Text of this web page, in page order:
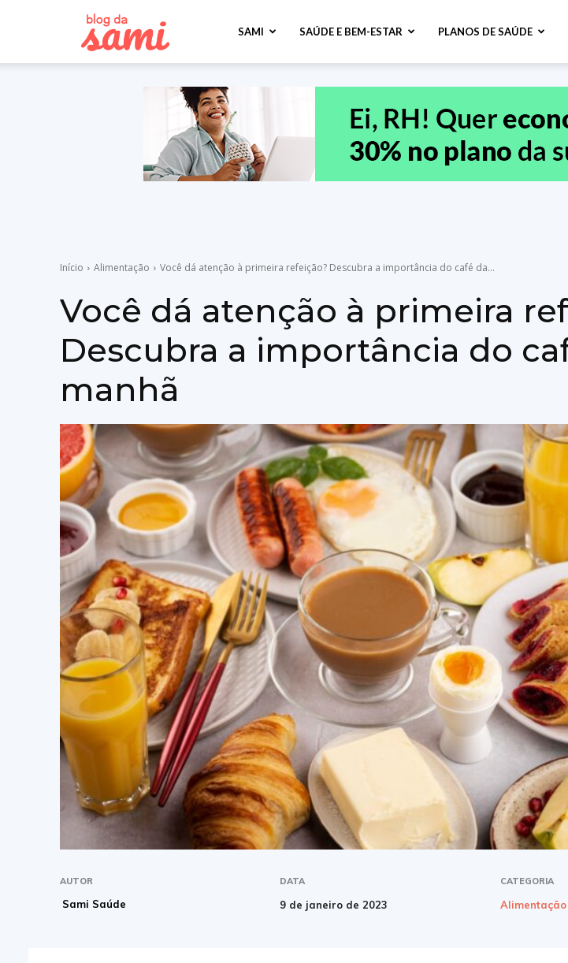
Saúde
SAMI SAÚDE E BEM-ESTAR PLANOS DE SAÚDE
Início Alimentação Você dá atenção à primeira refeição? Descubra a importância do café da...
Você dá atenção à primeira
Descubra a importância do
manhã
AUTOR
Sami Saúde
DATA
9 de janeiro de 2023
CATEGORIA
Alimentação